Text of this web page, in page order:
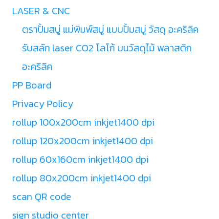
LASER & CNC
ตราปั้มสบู่ แม่พิมพ์สบู่ แบบปั้มสบู่ วัสดุ อะคริลิค
รับสลัก laser CO2 โลโก้ บนวัสดุไม้ พลาสติก
อะคริลิค
PP Board
Privacy Policy
rollup 100x200cm inkjet1400 dpi
rollup 120x200cm inkjet1400 dpi
rollup 60x160cm inkjet1400 dpi
rollup 80x200cm inkjet1400 dpi
scan QR code
sign studio center